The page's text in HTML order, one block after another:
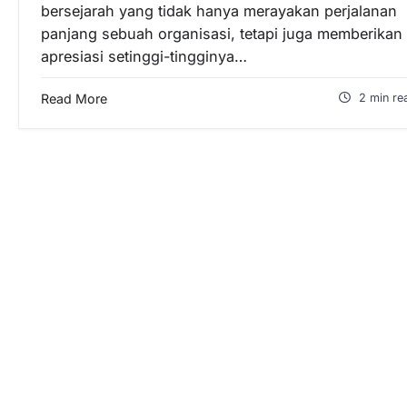
bersejarah yang tidak hanya merayakan perjalanan
panjang sebuah organisasi, tetapi juga memberikan
apresiasi setinggi-tingginya…
Read More 2 min